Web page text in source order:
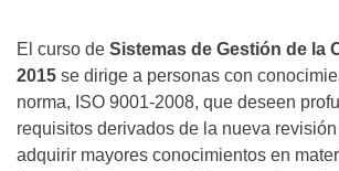
El curso de Sistemas de Gestión de la
2015 se dirige a personas con
norma, ISO 9001-2008, que deseen
requisitos derivados de la nueva revisión
adquirir mayores conocimientos en